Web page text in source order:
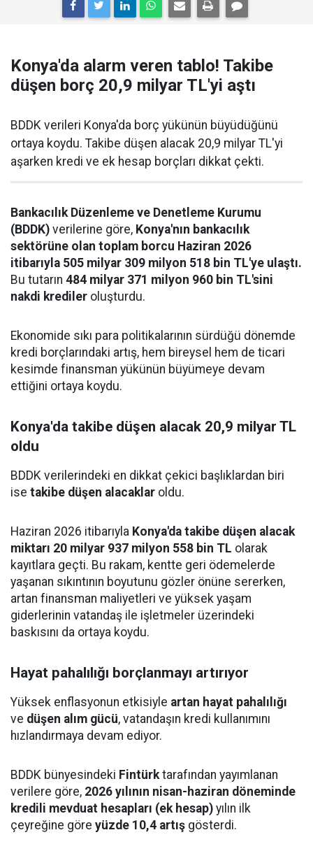
Konya'da alarm veren tablo! Takibe
düşen borç 20,9 milyar TL'yi aştı
BDDK verileri Konya'da borç yükünün büyüdüğünü
ortaya koydu. Takibe düşen alacak 20,9 milyar TL'yi
aşarken kredi ve ek hesap borçları dikkat çekti.
Bankacılık Düzenleme ve Denetleme Kurumu
(BDDK) verilerine göre, Konya'nın bankacılık
sektörüne olan toplam borcu Haziran 2026
itibarıyla 505 milyar 309 milyon 518 bin TL'ye ulaştı.
Bu tutarın 484 milyar 371 milyon 960 bin TL'sini
nakdi krediler oluşturdu.
Ekonomide sıkı para politikalarının sürdüğü dönemde
kredi borçlarındaki artış, hem bireysel hem de ticari
kesimde finansman yükünün büyümeye devam
ettiğini ortaya koydu.
Konya'da takibe düşen alacak 20,9 milyar TL
oldu
BDDK verilerindeki en dikkat çekici başlıklardan biri
ise takibe düşen alacaklar oldu.
Haziran 2026 itibarıyla Konya'da takibe düşen alacak
miktarı 20 milyar 937 milyon 558 bin TL olarak
kayıtlara geçti. Bu rakam, kentte geri ödemelerde
yaşanan sıkıntının boyutunu gözler önüne sererken,
artan finansman maliyetleri ve yüksek yaşam
giderlerinin vatandaş ile işletmeler üzerindeki
baskısını da ortaya koydu.
Hayat pahalılığı borçlanmayı artırıyor
Yüksek enflasyonun etkisiyle artan hayat pahalılığı
ve düşen alım gücü, vatandaşın kredi kullanımını
hızlandırmaya devam ediyor.
BDDK bünyesindeki Fintürktarafından yayımlanan
verilere göre, 2026 yılının nisan-haziran döneminde
kredili mevduat hesapları (ek hesap) yılın ilk
çeyreğine göre yüzde 10,4 artış gösterdi.